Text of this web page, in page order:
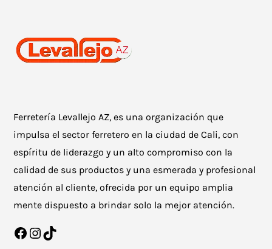
Ferretería Levallejo AZ, es una organización que
impulsa el sector ferretero en la ciudad de Cali, con
espíritu de liderazgo y un alto compromiso con la
calidad de sus productos y una esmerada y profesional
atención al cliente, ofrecida por un equipo amplia
mente dispuesto a brindar solo la mejor atención.
Facebook
Instagram
TikTok